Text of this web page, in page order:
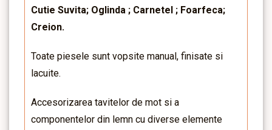
Cutie Suvita; Oglinda ; Carnetel ; Foarfeca;
Creion.
Toate piesele sunt vopsite manual, finisate si
lacuite.
Accesorizarea tavitelor de mot si a
componentelor din lemn cu diverse elemente